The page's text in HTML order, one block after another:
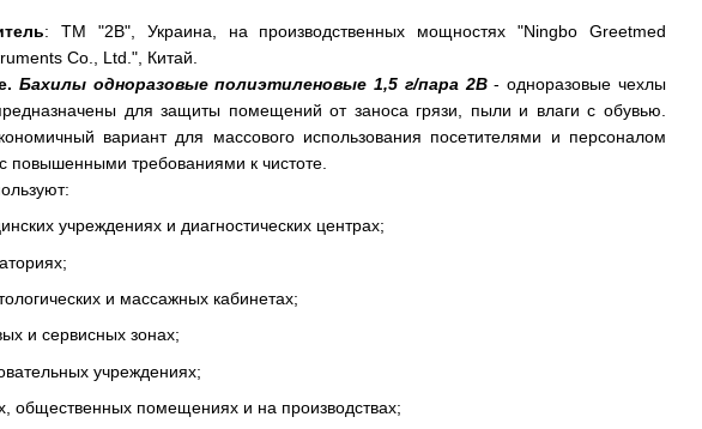
: ТМ "2В", Украина, на производственных мощностях "Ningbo Greetmed
Co., Ltd.", Китай.
Бахилы одноразовые полиэтиленовые 1,5 г/пара 2В- одноразовые чехлы
для защиты помещений от заноса грязи, пыли и влаги с обувью.
вариант для массового использования посетителями и персоналом
повышенными требованиями к чистоте.
учреждениях и диагностических центрах;
и массажных кабинетах;
и сервисных зонах;
учреждениях;
общественных помещениях и на производствах;